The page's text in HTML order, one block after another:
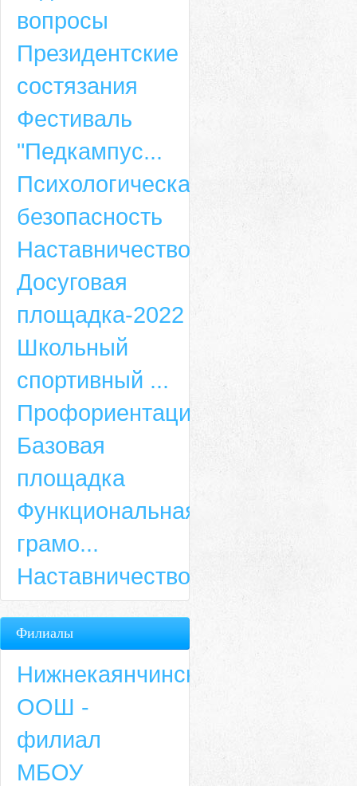
вопросы
Президентские
состязания
Фестиваль
"Педкампус...
Психологическая
безопасность
Наставничество
Досуговая
площадка-2022
Школьный
спортивный ...
Профориентация
Базовая
площадка
Функциональная
грамо...
Наставничество
Филиалы
Нижнекаянчинская
ООШ -
филиал
МБОУ